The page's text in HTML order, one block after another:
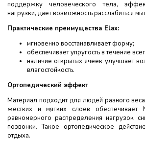
поддержку человеческого тела,
нагрузки, дает возможность расслабиться
Практические преимущества Elax:
мгновенно восстанавливает форму;
обеспечивает упругость в течение
наличие открытых ячеек улучшает
влагостойкость.
Ортопедический эффект
Материал подходит для людей разного
жестких и мягких слоев обеспечивает
равномерного распределения нагрузок
позвонки. Такое ортопедическое
отдыха.